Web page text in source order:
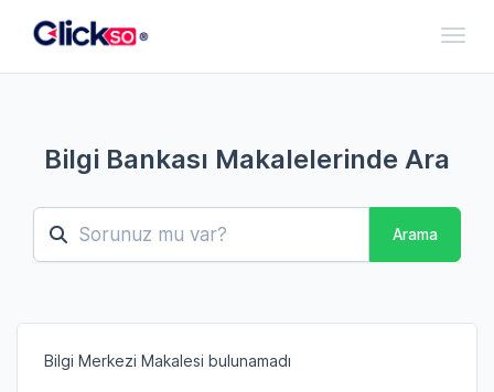
Bilgi Bankası Makalelerinde Ara
Arama
Bilgi Merkezi Makalesi bulunamadı